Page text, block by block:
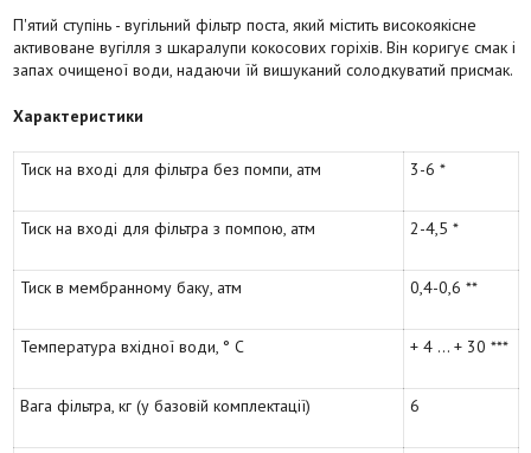
П'ятий ступінь - вугільний фільтр поста, який містить високоякісне
активоване вугілля з шкаралупи кокосових горіхів. Він коригує смак і
запах очищеної води, надаючи їй вишуканий солодкуватий присмак.
Характеристики
Тиск на вході для фільтра без помпи, атм 3-6 *
Тиск на вході для фільтра з помпою, атм 2-4,5 *
Тиск в мембранному баку, атм 0,4-0,6 **
Температура вхідної води, ° С + 4 ... + 30 ***
Вага фільтра, кг (у базовій комплектації) 6